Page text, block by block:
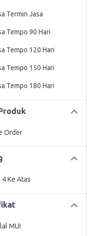
Termin Jasa
Tempo 90 Hari
Tempo 120 Hari
Tempo 150 Hari
Tempo 180 Hari
Order
4 Ke Atas
MUI